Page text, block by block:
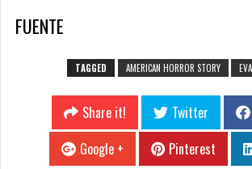
FUENTE
TAGGED AMERICAN HORROR STORY
Share it! Twitter
Google +
Pinterest